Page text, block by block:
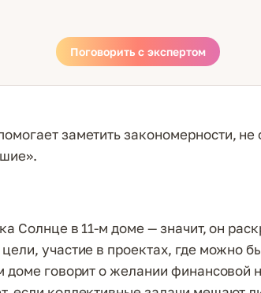
Поговорить с экспертом
заметить закономерности, не
Солнце в 11-м доме — значит, он
участие в проектах, где можно
говорит о желании финансовой